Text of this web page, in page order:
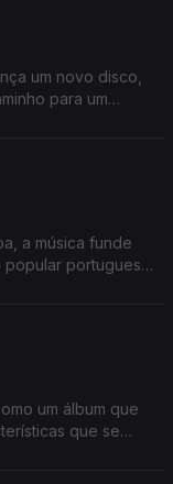
um novo disco,
para um
a música funde
portuguesa,
um álbum que
que se